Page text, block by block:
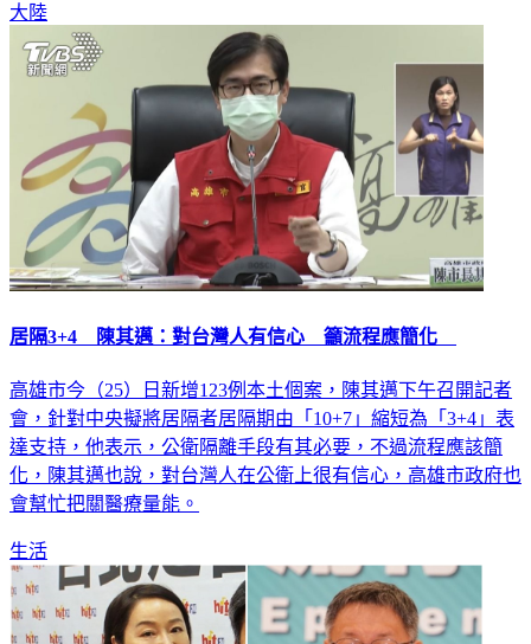
大陸
居隔3+4 陳其邁：對台灣人有信心 籲流程應簡化
高雄市今（25）日新增123例本土個案，陳其邁下午召開記者
會，針對中央擬將居隔者居隔期由「10+7」縮短為「3+4」表
達支持，他表示，公衛隔離手段有其必要，不過流程應該簡
化，陳其邁也說，對台灣人在公衛上很有信心，高雄市政府也
會幫忙把關醫療量能。
生活